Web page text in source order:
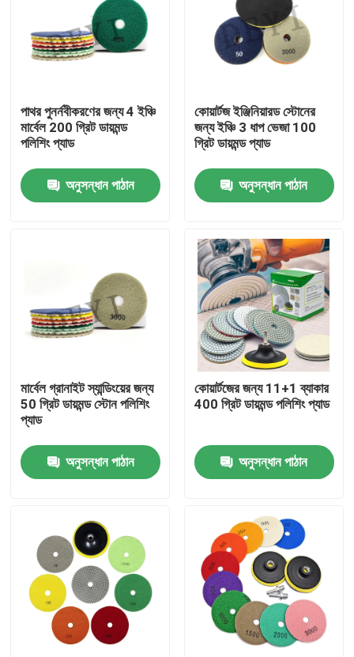
বাড়ি
আমাদের সম্পর্কে
মান নিয়ন্ত্রণ
যোগাযোগ করুন
মামলা
ডায়মন্ড স টুলস
ডায়মন্ড স ব্লেড
পাথর পুনর্নবীকরণের জন্য 4 ইঞ্চি
মার্বেল 200 গ্রিট ডায়মন্ড
পলিশিং প্যাড
অনুসন্ধান পাঠান
কোয়ার্টজ ইঞ্জিনিয়ারড স্টোনের
জন্য ইঞ্চি 3 ধাপ ভেজা 100
গ্রিট ডায়মন্ড প্যাড
অনুসন্ধান পাঠান
মার্বেল গ্রানাইট স্যান্ডিংয়ের জন্য
50 গ্রিট ডায়মন্ড স্টোন পলিশিং
প্যাড
অনুসন্ধান পাঠান
কোয়ার্টজের জন্য 11+1 ব্যাকার
400 গ্রিট ডায়মন্ড পলিশিং প্যাড
অনুসন্ধান পাঠান